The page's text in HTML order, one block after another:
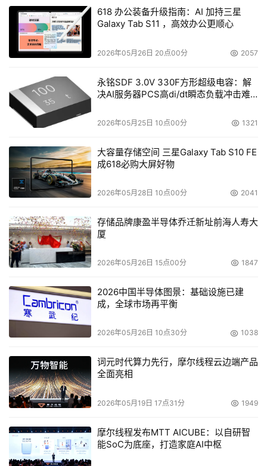
术是：采用软件系统实现远程的实时数据复制，并且实现远
程的全程高可用体系（远程监控和切换）。这种技术的代表
如VERITAS 等一些著名存储软件厂商。存储工程师在下面
容灾系统的归类在另一个方面要由其最终达到的效果来
决定。从其对系统的保护程度来分，存储工程师可以将容灾
所谓数据容灾，就是指建立一个异地的数据系统，该系
统是本地关键应用数据的一个实时复制。在本地数据及整个
应用系统出现灾难时，系统至少在异地保存有一份可用的关
所谓应用容灾，是在数据容灾的基础上，在异地建立一
套完整的与本地生产系统相当的备份应用系统（可以是互为
备份）。建立这样一个系统相对比较复杂，不仅需要一份可
用的数据复制，还要有包括网络、主机、应用、甚至IP 等
资源，以及各资源之间的良好协调。应用容灾应该说是真正
数据容灾（硬件容灾方案和软件容灾方案均包括），又
称为异地数据复制技术，按照其实现的技术方式来说，主要
可以分为同步传输方式和异步传输方式（各厂商在技术用语
上可能有所不同。而根据容灾的距离，数据容灾又可以分成
远程数据容灾和近程数据容灾方式。下面，存储工程师将主
618 办公装备升级指南：AI 加持三星
Galaxy Tab S11 ，高效办公更顺心
2026年05月26日 20点00分 2057
永铭SDF 3.0V 330F方形超级电容：解
决AI服务器PCS高di/dt瞬态负载冲击难
2026年05月25日 10点00分 1321
大容量存储空间 三星Galaxy Tab S10 FE
成618必购大屏好物
2026年05月28日 10点00分 2041
存储品牌康盈半导体乔迁新址前海人寿大
厦
2026年05月26日 15点00分 1847
2026中国半导体图景：基础设施已建
成，全球市场再平衡
2026年05月26日 10点30分 1038
词元时代算力先行，摩尔线程云边端产品
全面亮相
2026年05月19日 17点31分 1949
摩尔线程发布MTT AICUBE：以自研智
能SoC为底座，打造家庭AI中枢